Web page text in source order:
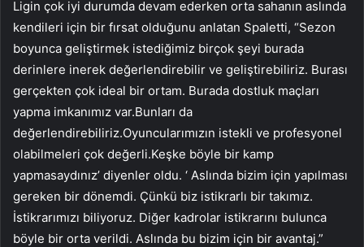
Ligin çok iyi durumda devam ederken orta sahanın aslında
kendileri için bir fırsat olduğunu anlatan Spaletti, “Sezon
boyunca geliştirmek istediğimiz birçok şeyi burada
derinlere inerek değerlendirebilir ve geliştirebiliriz. Burası
gerçekten çok ideal bir ortam. Burada dostluk maçları
yapma imkanımız var.Bunları da
değerlendirebiliriz.Oyuncularımızın istekli ve profesyonel
olabilmeleri çok değerli.Keşke böyle bir kamp
yapmasaydınız’ diyenler oldu. ‘ Aslında bizim için yapılması
gereken bir dönemdi. Çünkü biz istikrarlı bir takımız.
İstikrarımızı biliyoruz. Diğer kadrolar istikrarını bulunca
böyle bir orta verildi. Aslında bu bizim için bir avantaj.”